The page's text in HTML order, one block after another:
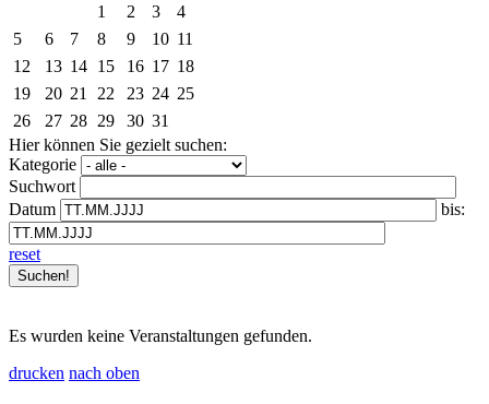
1
2 3
4
5
6 7 8 9 10 11
12
13 14 15 16 17 18
19
20 21 22 23 24 25
26
27 28 29 30 31
Hier können Sie gezielt suchen:
Kategorie
Suchwort
Datum
bis:
reset
Es wurden keine Veranstaltungen gefunden.
drucken nach oben